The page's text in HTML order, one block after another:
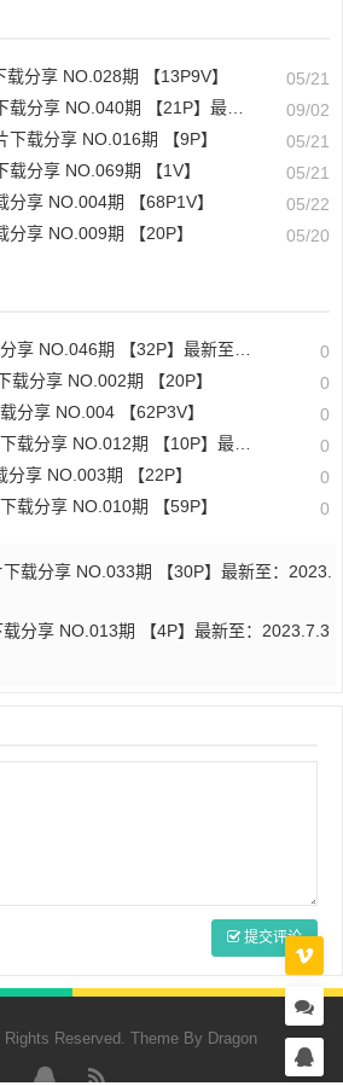
分享 NO.028期 【13P9V】
05/21
NO.040期 【21P】最新至：2024.8.29
09/02
载分享 NO.016期 【9P】
05/21
分享 NO.069期 【1V】
05/21
享 NO.004期 【68P1V】
05/22
享 NO.009期 【20P】 05/20
期 【32P】最新至：2023.11.01 0
载分享 NO.002期 【20P】 0
分享 NO.004 【62P3V】 0
NO.012期 【10P】最新至：2023.11.04 0
享 NO.003期 【22P】 0
载分享 NO.010期 【59P】 0
载分享 NO.033期 【30P】最新至：2023.
分享 NO.013期 【4P】最新至：2023.7.3
提交评论
Reserved. Theme By Dragon